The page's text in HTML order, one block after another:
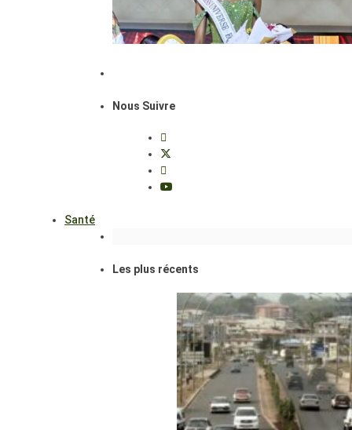
Nous Suivre
Santé
Les plus récents